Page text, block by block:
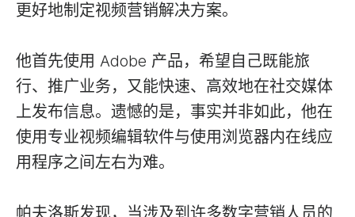
更好地制定视频营销解决方案。
他首先使用 Adobe 产品，希望自己既能旅
行、推广业务，又能快速、高效地在社交媒体
上发布信息。遗憾的是，事实并非如此，他在
使用专业视频编辑软件与使用浏览器内在线应
用程序之间左右为难。
帕夫洛斯发现，当涉及到许多数字营销人员的